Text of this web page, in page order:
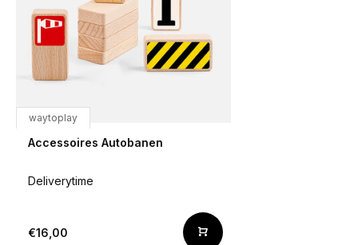
waytoplay
Accessoires Autobanen
Deliverytime
€16,00